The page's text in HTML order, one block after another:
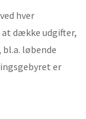
hver
dække udgifter,
løbende
er